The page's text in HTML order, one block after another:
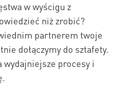
w wyścigu z
niż zrobić?
partnerem twoje
dołączymy do sztafety.
wydajniejsze procesy i